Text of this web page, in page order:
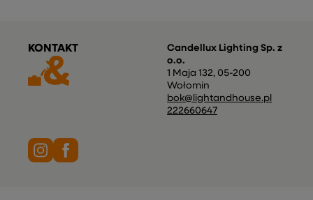
KONTAKT
Candellux Lighting Sp. z
o.o.
1 Maja 132, 05-200
Wołomin
bok@lightandhouse.pl
222660647